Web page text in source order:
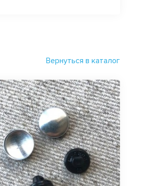
Вернуться в каталог